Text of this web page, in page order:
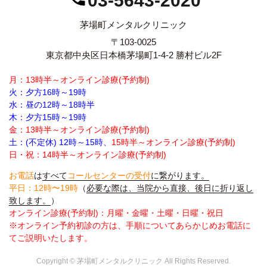
茅場町メンタルクリニック
〒103-0025
東京都中央区日本橋茅場町1-4-2 勝村ビル2F
月：13時半～オンライン診療(予約制)
火：夕方16時～19時
水：昼の12時～18時半
木：夕方15時～19時
金：13時半～オンライン診療(予約制)
土：(不定休) 12時～15時、 15時半～オンライン診療(予約制)
日・祝：14時半～オンライン診療(予約制)
お電話はすべてコールセンターの受付に繋がります。
平日：12時〜19時 （必要な際は、当院から直接、後日に折り返し
致します。
）
オンライン診療(予約制)：月曜・金曜・土曜・日曜・祝日
※オンライン予約初診の方は、手順についてあらかじめお電話に
てご説明いたします。
Copyright © 茅場町メンタルクリニック All Rights Reserved.